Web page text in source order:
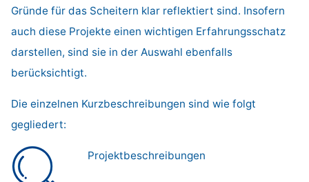
Gründe für das Scheitern klar reflektiert sind. Insofern
auch diese Projekte einen wichtigen Erfahrungsschatz
darstellen, sind sie in der Auswahl ebenfalls
berücksichtigt.
Die einzelnen Kurzbeschreibungen sind wie folgt
gegliedert:
Projektbeschreibungen